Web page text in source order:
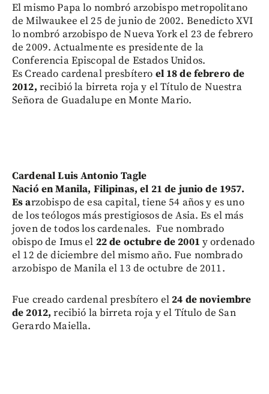
El mismo Papa lo nombró arzobispo metropolitano
de Milwaukee el 25 de junio de 2002. Benedicto XVI
lo nombró arzobispo de Nueva York el 23 de febrero
de 2009. Actualmente es presidente de la
Conferencia Episcopal de Estados Unidos.
Es Creado cardenal presbítero el 18 de febrero de
2012, recibió la birreta roja y el Título de Nuestra
Señora de Guadalupe en Monte Mario.
Cardenal Luis Antonio Tagle
Nació en Manila, Filipinas, el 21 de junio de 1957.
Es arzobispo de esa capital, tiene 54 años y es uno
de los teólogos más prestigiosos de Asia. Es el más
joven de todos los cardenales. Fue nombrado
obispo de Imus el 22 de octubre de 2001 y ordenado
el 12 de diciembre del mismo año. Fue nombrado
arzobispo de Manila el 13 de octubre de 2011.
Fue creado cardenal presbítero el24 de noviembre
de 2012, recibió la birreta roja y el Título de San
Gerardo Maiella.